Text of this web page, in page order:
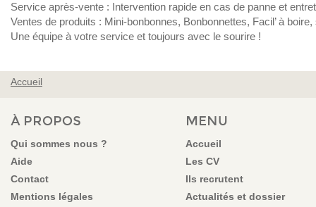
Service après-vente : Intervention rapide en cas de panne et
Ventes de produits : Mini-bonbonnes, Bonbonnettes, Facil’ à
Une équipe à votre service et toujours avec le sourire !
VOUS ÊTES ICI
Accueil
À PROPOS
Qui sommes nous ?
Aide
Contact
Mentions légales
MENU
Accueil
Les CV
Ils recrutent
Actualités et dossier